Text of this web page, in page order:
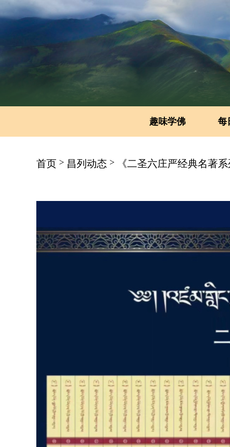
趣味学佛 每
首页 > 昌列动态 > 《二圣六庄严经典名著